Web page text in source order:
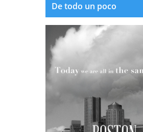
De todo un poco